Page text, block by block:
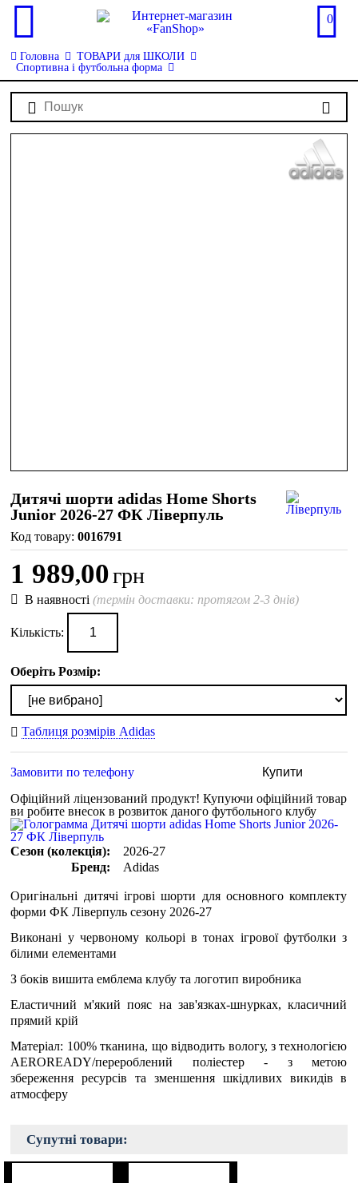
0
Головна
ТОВАРИ для ШКОЛИ
Спортивна і футбольна форма
Дитячі шорти adidas Home Shorts
Junior 2026-27 ФК Ліверпуль
0016791
1 989,00грн
В наявності(термін доставки: протягом 2-3 днів)
Кількість:
Оберіть Розмір:
Таблиця розмірів Adidas
Замовити по телефону
Купити
Офіційний ліцензований продукт!Купуючи офіційний товар
ви робите внесок в розвиток даного футбольного клубу
Сезон (колекція):
2026-27
Бренд:
Adidas
Оригінальні дитячі ігрові шорти для основного комплекту
форми ФК Ліверпуль сезону 2026-27
Виконані у червоному кольорі в тонах ігрової футболки з
білими елементами
З боків вишита емблема клубу та логотип виробника
Еластичний м'який пояс на зав'язках-шнурках, класичний
прямий крій
Матеріал: 100% тканина, що відводить вологу, з технологією
AEROREADY/перероблений поліестер - з метою
збереження ресурсів та зменшення шкідливих викидів в
атмосферу
Супутні товари: